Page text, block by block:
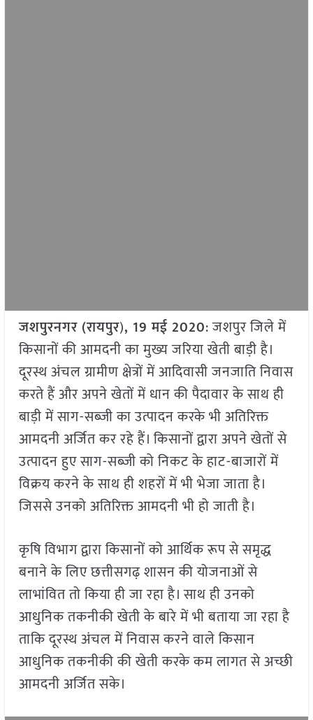
जशपुरनगर (रायपुर), 19 मई 2020: जशपुर जिले में
किसानों की आमदनी का मुख्य जरिया खेती बाड़ी है।
दूरस्थ अंचल ग्रामीण क्षेत्रों में आदिवासी जनजाति निवास
करते हैं और अपने खेतों में धान की पैदावार के साथ ही
बाड़ी में साग-सब्जी का उत्पादन करके भी अतिरिक्त
आमदनी अर्जित कर रहे हैं। किसानों द्वारा अपने खेतों से
उत्पादन हुए साग-सब्जी को निकट के हाट-बाजारों में
विक्रय करने के साथ ही शहरों में भी भेजा जाता है।
जिससे उनको अतिरिक्त आमदनी भी हो जाती है।
कृषि विभाग द्वारा किसानों को आर्थिक रूप से समृद्ध
बनाने के लिए छत्तीसगढ़ शासन की योजनाओं से
लाभांवित तो किया ही जा रहा है। साथ ही उनको
आधुनिक तकनीकी खेती के बारे में भी बताया जा रहा है
ताकि दूरस्थ अंचल में निवास करने वाले किसान
आधुनिक तकनीकी की खेती करके कम लागत से अच्छी
आमदनी अर्जित सके।